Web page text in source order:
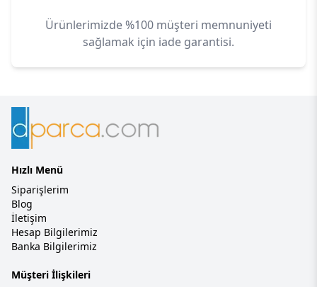
Ürünlerimizde %100 müşteri memnuniyeti
sağlamak için iade garantisi.
Hızlı Menü
Siparişlerim
Blog
İletişim
Hesap Bilgilerimiz
Banka Bilgilerimiz
Müşteri İlişkileri